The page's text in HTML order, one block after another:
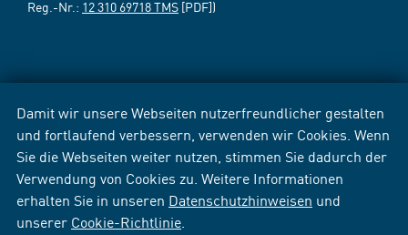
Damit wir unsere Webseiten nutzerfreundlicher gestalten
und fortlaufend verbessern, verwenden wir Cookies. Wenn
Sie die Webseiten weiter nutzen, stimmen Sie dadurch der
Verwendung von Cookies zu. Weitere Informationen
erhalten Sie in unseren Datenschutzhinweisen und
unserer Cookie-Richtlinie
Reg.-Nr.: 12 310 69718 TMS [PDF])